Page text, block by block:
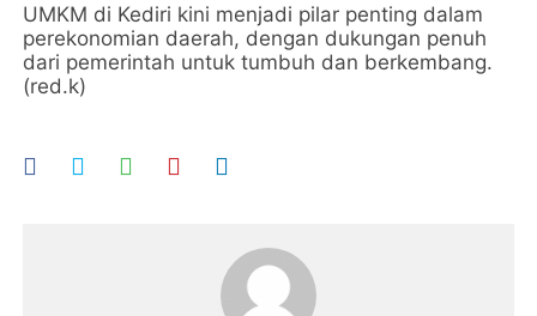
UMKM di Kediri kini menjadi pilar penting dalam
perekonomian daerah, dengan dukungan penuh
dari pemerintah untuk tumbuh dan berkembang.
(red.k)